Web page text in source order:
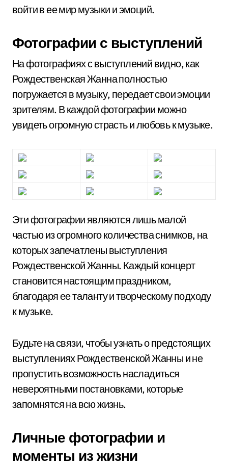
войти в ее мир музыки и эмоций.
Фотографии с выступлений
На фотографиях с выступлений видно, как
Рождественская Жанна полностью
погружается в музыку, передает свои эмоции
зрителям. В каждой фотографии можно
увидеть огромную страсть и любовь к музыке.
Эти фотографии являются лишь малой
частью из огромного количества снимков, на
которых запечатлены выступления
Рождественской Жанны. Каждый концерт
становится настоящим праздником,
благодаря ее таланту и творческому подходу
к музыке.
Будьте на связи, чтобы узнать о предстоящих
выступлениях Рождественской Жанны и не
пропустить возможность насладиться
невероятными постановками, которые
запомнятся на всю жизнь.
Личные фотографии и
моменты из жизни